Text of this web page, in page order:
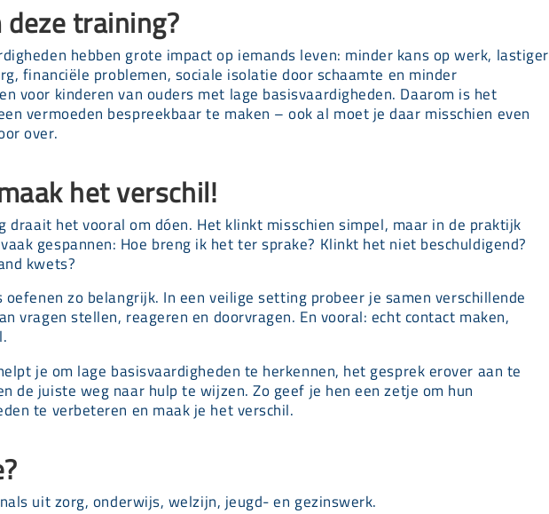
training?
hebben grote impact op iemands leven: minder kans op werk, lastiger
financiële problemen, sociale isolatie door schaamte en minder
voor kinderen van ouders met lage basisvaardigheden. Daarom is het
vermoeden bespreekbaar te maken – ook al moet je daar misschien even
over.
het verschil!
draait het vooral om dóen. Het klinkt misschien simpel, maar in de praktijk
gespannen: Hoe breng ik het ter sprake? Klinkt het niet beschuldigend?
kwets?
oefenen zo belangrijk. In een veilige setting probeer je samen verschillende
vragen stellen, reageren en doorvragen. En vooral: echt contact maken,
je om lage basisvaardigheden te herkennen, het gesprek erover aan te
de juiste weg naar hulp te wijzen. Zo geef je hen een zetje om hun
te verbeteren en maak je het verschil.
uit zorg, onderwijs, welzijn, jeugd- en gezinswerk.